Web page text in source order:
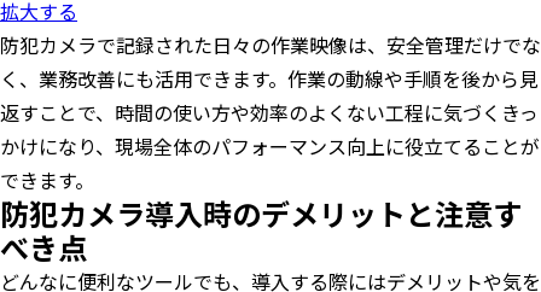
拡大する
防犯カメラで記録された日々の作業映像は、安全管理だけでな
く、業務改善にも活用できます。作業の動線や手順を後から見
返すことで、時間の使い方や効率のよくない工程に気づくきっ
かけになり、現場全体のパフォーマンス向上に役立てることが
できます。
防犯カメラ導入時のデメリットと注意す
べき点
どんなに便利なツールでも、導入する際にはデメリットや気を